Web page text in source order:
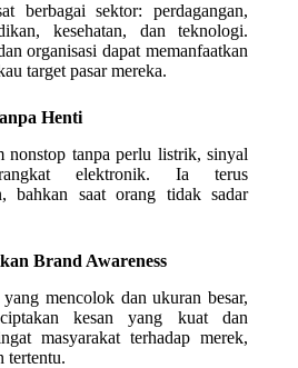
berbagai sektor: perdagangan,
kesehatan, dan teknologi.
organisasi dapat memanfaatkan
target pasar mereka.
Henti
nonstop tanpa perlu listrik, sinyal
elektronik. Ia terus
bahkan saat orang tidak sadar
Brand Awareness
mencolok dan ukuran besar,
kesan yang kuat dan
masyarakat terhadap merek,
tertentu.